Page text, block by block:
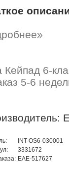
Кейпад 6-
INT-OS6-030001
3331672
EAE-517627